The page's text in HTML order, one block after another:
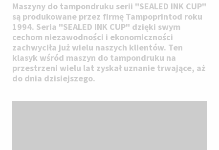
Maszyny do tampondruku serii "SEALED INK CUP"
są produkowane przez firmę Tampoprintod roku
1994. Seria "SEALED INK CUP" dzięki swym
cechom niezawodności i ekonomiczności
zachwyciła już wielu naszych klientów. Ten
klasyk wśród maszyn do tampondruku na
przestrzeni wielu lat zyskał uznanie trwające, aż
do dnia dzisiejszego.